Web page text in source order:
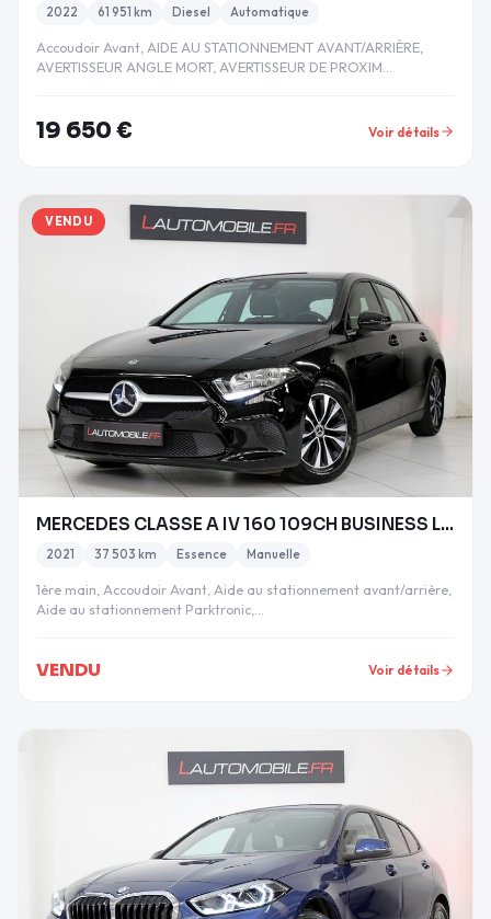
2022 61 951 km Diesel Automatique
Accoudoir Avant, AIDE AU STATIONNEMENT AVANT/ARRIÈRE,
AVERTISSEUR ANGLE MORT, AVERTISSEUR DE PROXIM…
19 650 € Voir détails
VENDU
MERCEDES CLASSE A IV 160 109CH BUSINESS LINE ESSEN
2021 37 503 km Essence Manuelle
1ère main, Accoudoir Avant, Aide au stationnement avant/arrière,
Aide au stationnement Parktronic,…
VENDU Voir détails